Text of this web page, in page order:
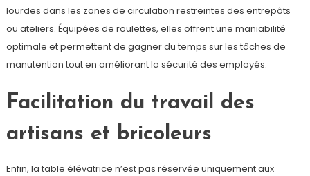
lourdes dans les zones de circulation restreintes des entrepôts
ou ateliers. Équipées de roulettes, elles offrent une maniabilité
optimale et permettent de gagner du temps sur les tâches de
manutention tout en améliorant la sécurité des employés.
Facilitation du travail des
artisans et bricoleurs
Enfin, la table élévatrice n’est pas réservée uniquement aux